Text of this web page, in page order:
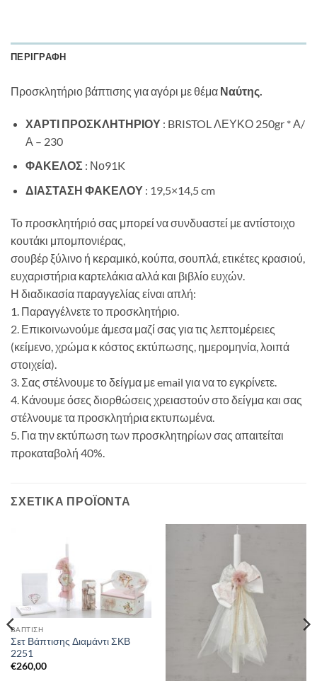
ΠΕΡΙΓΡΑΦΉ
Προσκλητήριο βάπτισης για αγόρι με θέμα Ναύτης.
ΧΑΡΤΙ ΠΡΟΣΚΛΗΤΗΡΙΟΥ: BRISTOL ΛΕΥΚΟ 250gr * Α/
Α – 230
ΦΑΚΕΛΟΣ : Νο91K
ΔΙΑΣΤΑΣΗ ΦΑΚΕΛΟΥ: 19,5×14,5 cm
Το προσκλητήριό σας μπορεί να συνδυαστεί με αντίστοιχο
κουτάκι μπομπονιέρας,
σουβέρ ξύλινο ή κεραμικό, κούπα, σουπλά, ετικέτες κρασιού,
ευχαριστήρια καρτελάκια αλλά και βιβλίο ευχών.
Η διαδικασία παραγγελίας είναι απλή:
1. Παραγγέλνετε το προσκλητήριο.
2. Επικοινωνούμε άμεσα μαζί σας για τις λεπτομέρειες
(κείμενο, χρώμα κ κόστος εκτύπωσης, ημερομηνία, λοιπά
στοιχεία).
3. Σας στέλνουμε το δείγμα με email για να το εγκρίνετε.
4. Κάνουμε όσες διορθώσεις χρειαστούν στο δείγμα και σας
στέλνουμε τα προσκλητήρια εκτυπωμένα.
5. Για την εκτύπωση των προσκλητηρίων σας απαιτείται
προκαταβολή 40%.
ΣΧΕΤΙΚΆ ΠΡΟΪΌΝΤΑ
ΒΑΠΤΙΣΗ
Σετ Βάπτισης Διαμάντι ΣΚΒ
2251
€260,00